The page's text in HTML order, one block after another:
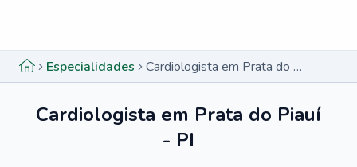
Especialidades Cardiologista em Prata do Piauí - PI
Cardiologista em Prata do Piauí
- PI